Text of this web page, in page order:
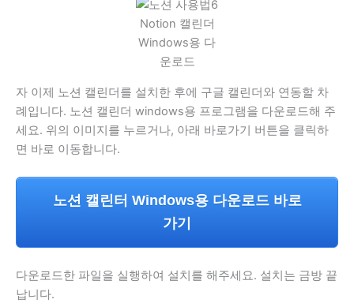
Notion 캘린더
Windows용 다
운로드
자 이제 노션 캘린더를 설치한 후에 구글 캘린더와 연동할 차
례입니다. 노션 캘린더 windows용 프로그램을 다운로드해 주
세요. 위의 이미지를 누르거나, 아래 바로가기 버튼을 클릭하
면 바로 이동합니다.
노션 캘린터 Windows용 다운로드 바로
가기
다운로드한 파일을 실행하여 설치를 해주세요. 설치는 금방 끝
납니다.